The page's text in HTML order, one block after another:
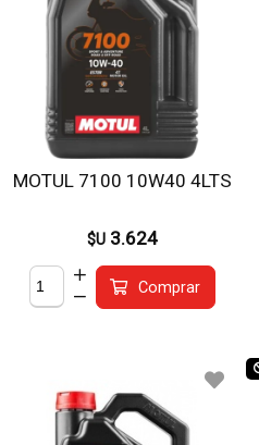
MOTUL 7100 10W40 4LTS
$U 3.624
Comprar